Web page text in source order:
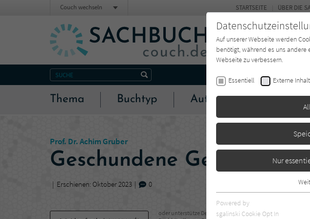
Thema Buchtyp Autor*in Verlage
STARTSEITE ÜBER DIE
Couch wechseln
Prof. Dr. Achim Gruber
Geschundene Gefährten
Erschienen: Oktober 2023 0
oder unterstütze Deinen
Auf unserer Webseite werden
benötigt, während es uns andere
Webseite zu verbessern.
Essentiell Externe
Nur
Essentielle Cookies werden für
benötigt. Dadurch ist
Powered by
sgalinski Cookie Opt In